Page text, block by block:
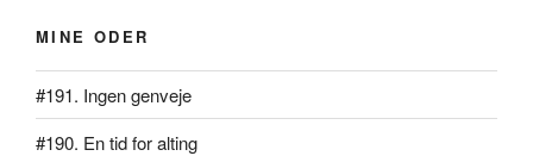
MINE ODER
#191. Ingen genveje
#190. En tid for alting